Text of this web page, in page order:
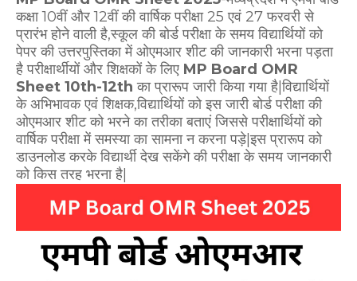
कक्षा 10वीं और 12वीं की वार्षिक परीक्षा 25 एवं 27 फरवरी से
प्रारंभ होने वाली है,स्कूल की बोर्ड परीक्षा के समय विद्यार्थियों को
पेपर की उत्तरपुस्तिका में ओएमआर शीट की जानकारी भरना पड़ता
है परीक्षार्थीयों और शिक्षकों के लिए MP Board OMR
Sheet 10th-12thका प्रारूप जारी किया गया है|विद्यार्थियों
के अभिभावक एवं शिक्षक,विद्यार्थियों को इस जारी बोर्ड परीक्षा की
ओएमआर शीट को भरने का तरीका बताएं जिससे परीक्षार्थियों को
वार्षिक परीक्षा में समस्या का सामना न करना पड़े|इस प्रारूप को
डाउनलोड करके विद्यार्थी देख सकेंगे की परीक्षा के समय जानकारी
को किस तरह भरना है|